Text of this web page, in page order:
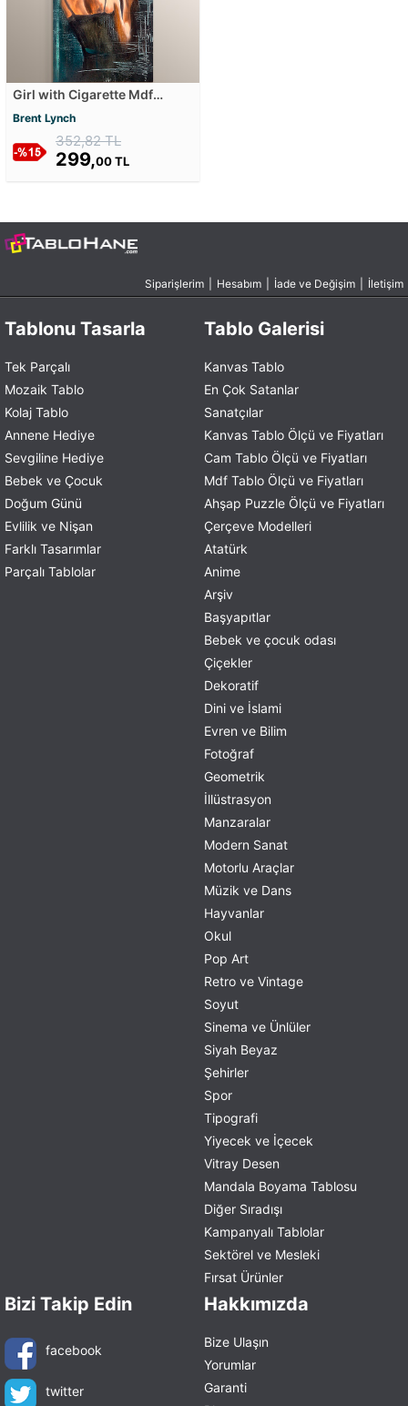
Girl with Cigarette Mdf
Brent Lynch
352,82 TL
299,00 TL
Siparişlerim Hesabım İade ve Değişim İletişim
Tablonu Tasarla
Tek Parçalı
Mozaik Tablo
Kolaj Tablo
Annene Hediye
Sevgiline Hediye
Bebek ve Çocuk
Doğum Günü
Evlilik ve Nişan
Farklı Tasarımlar
Parçalı Tablolar
Tablo Galerisi
Kanvas Tablo
En Çok Satanlar
Sanatçılar
Kanvas Tablo Ölçü ve Fiyatları
Cam Tablo Ölçü ve Fiyatları
Mdf Tablo Ölçü ve Fiyatları
Ahşap Puzzle Ölçü ve Fiyatları
Çerçeve Modelleri
Atatürk
Anime
Arşiv
Başyapıtlar
Bebek ve çocuk odası
Çiçekler
Dekoratif
Dini ve İslami
Evren ve Bilim
Fotoğraf
Geometrik
İllüstrasyon
Manzaralar
Modern Sanat
Motorlu Araçlar
Müzik ve Dans
Hayvanlar
Okul
Pop Art
Retro ve Vintage
Soyut
Sinema ve Ünlüler
Siyah Beyaz
Şehirler
Spor
Tipografi
Yiyecek ve İçecek
Vitray Desen
Mandala Boyama Tablosu
Diğer Sıradışı
Kampanyalı Tablolar
Sektörel ve Mesleki
Fırsat Ürünler
Bizi Takip Edin
facebook
twitter
Hakkımızda
Bize Ulaşın
Yorumlar
Garanti